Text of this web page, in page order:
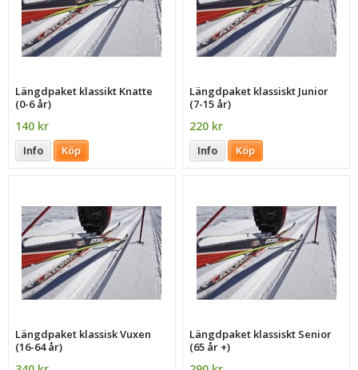
Längdpaket klassikt Knatte
(0-6 år)
140 kr
Info Köp
Längdpaket klassiskt Junior
(7-15 år)
220 kr
Info Köp
Längdpaket klassisk Vuxen
(16-64 år)
Längdpaket klassiskt Senior
(65 år +)